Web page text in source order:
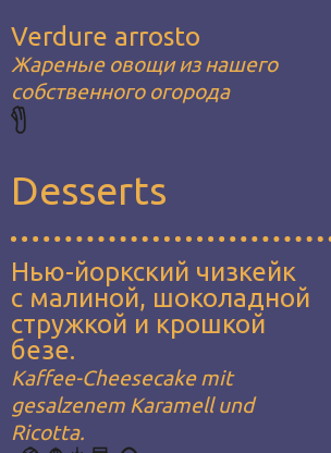
Verdure arrosto
Жареные овощи из нашего
собственного огорода
Desserts
Нью-йоркский чизкейк
с малиной, шоколадной
стружкой и крошкой
безе.
Kaffee-Cheesecake mit
gesalzenem Karamell und
Ricotta.